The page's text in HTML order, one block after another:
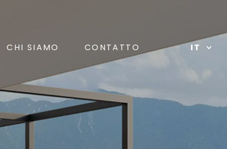
CHI SIAMO CONTATTO IT